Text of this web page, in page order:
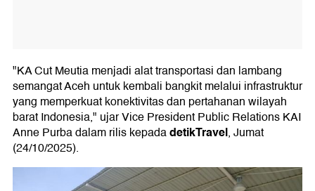
"KA Cut Meutia menjadi alat transportasi dan lambang
semangat Aceh untuk kembali bangkit melalui infrastruktur
yang memperkuat konektivitas dan pertahanan wilayah
barat Indonesia," ujar Vice President Public Relations KAI
Anne Purba dalam rilis kepadadetikTravel, Jumat
(24/10/2025).